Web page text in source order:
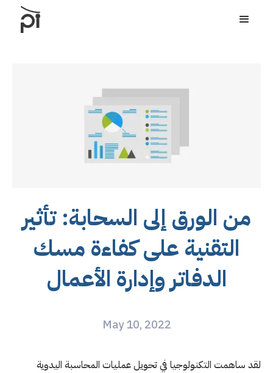
من الورق إلى السحابة: تأثير
التقنية على كفاءة مسك
الدفاتر وإدارة الأعمال
May 10, 2022
لقد ساهمت التكنولوجيا في تحويل عمليات المحاسبة اليدوية